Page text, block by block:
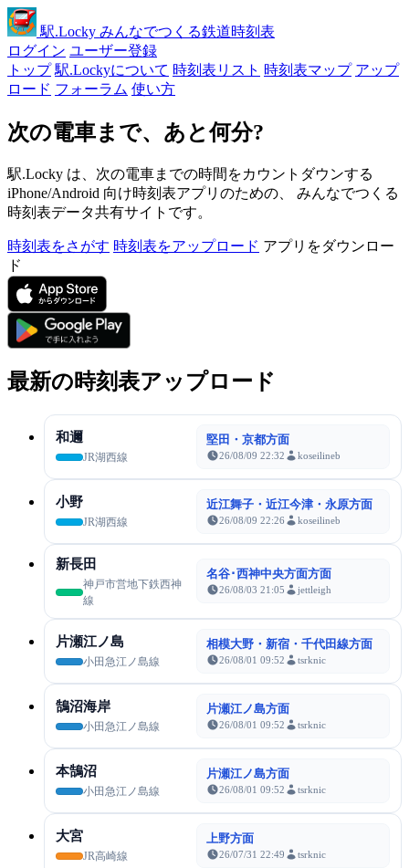
駅.Locky みんなでつくる鉄道時刻表
ログイン ユーザー登録
トップ 駅.Lockyについて 時刻表リスト 時刻表マップ アップ
ロード フォーラム 使い方
次の電車まで、あと何分?
駅.Locky は、次の電車までの時間をカウントダウンする
iPhone/Android 向け時刻表アプリのための、 みんなでつくる
時刻表データ共有サイトです。
時刻表をさがす 時刻表をアップロード アプリをダウンロー
ド
最新の時刻表アップロード
和邇
JR湖西線
堅田・京都方面
26/08/09 22:32 koseilineb
小野
JR湖西線
近江舞子・近江今津・永原方面
26/08/09 22:26 koseilineb
新長田
神戸市営地下鉄西神
線
名谷･西神中央方面方面
26/08/03 21:05 jettleigh
片瀬江ノ島
小田急江ノ島線
相模大野・新宿・千代田線方面
26/08/01 09:52 tsrknic
鵠沼海岸
小田急江ノ島線
片瀬江ノ島方面
26/08/01 09:52 tsrknic
本鵠沼
小田急江ノ島線
片瀬江ノ島方面
26/08/01 09:52 tsrknic
大宮
JR高崎線
上野方面
26/07/31 22:49 tsrknic